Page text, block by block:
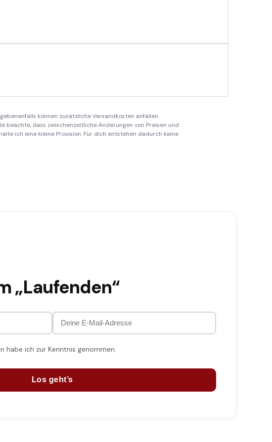
können zusätzliche Versandkosten anfallen.
dass zwischenzeitliche Änderungen von Preisen und
ich eine kleine Provision. Für dich entstehen dadurch keine
„Laufenden“
habe ich zur Kenntnis genommen.
Los geht’s